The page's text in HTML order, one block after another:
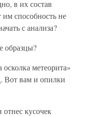
в их состав
способность не
с анализа?
образцы?
метеорита»
Вот вам и опилки
кусочек